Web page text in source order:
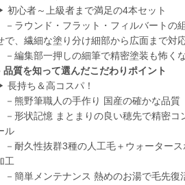
初心者～上級者まで満足の4本セット
－ラウンド・フラット・フィルバートの
で、繊細な塗り分け細部から広面まで対
－編集部一押しの細筆で精密塗装も怖くな
品質を知って選んだこだわりポイント
長持ち＆高コスパ！
－熊野筆職人の手作り 国産の確かな品質
－形状記憶 まとまりの良い穂先で精密コ
ル
－耐久性抜群3種の人工毛＋ウォータース
工
－簡単メンテナンス 熱めのお湯で毛先復